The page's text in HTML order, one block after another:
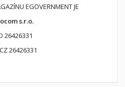
EGOVERNMENT JE
s.r.o.
26426331
26426331